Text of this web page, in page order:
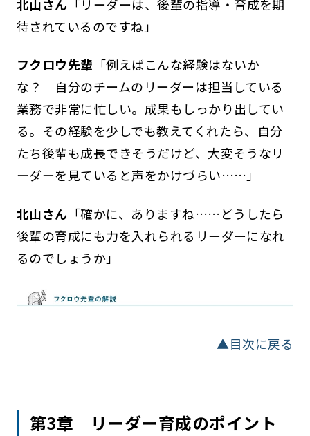
北山さん 「リーダーは、後輩の指導・育成を期
待されているのですね」
フクロウ先輩 「例えばこんな経験はないか
な？ 自分のチームのリーダーは担当している
業務で非常に忙しい。成果もしっかり出してい
る。その経験を少しでも教えてくれたら、自分
たち後輩も成長できそうだけど、大変そうなリ
ーダーを見ていると声をかけづらい……」
北山さん 「確かに、ありますね……どうしたら
後輩の育成にも力を入れられるリーダーになれ
るのでしょうか」
▲目次に戻る
第3章 リーダー育成のポイント